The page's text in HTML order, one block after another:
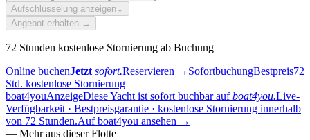
Aufschlüsselung anzeigen ⌄
Angebot erhalten →
72 Stunden kostenlose Stornierung ab Buchung
Online buchenJetzt sofort.Reservieren → SofortbuchungBestpreis72
Std. kostenlose Stornierung
boat4youAnzeigeDiese Yacht ist sofort buchbar auf boat4you.Live-
Verfügbarkeit · Bestpreisgarantie · kostenlose Stornierung innerhalb
von 72 Stunden.Auf boat4you ansehen →
— Mehr aus dieser Flotte